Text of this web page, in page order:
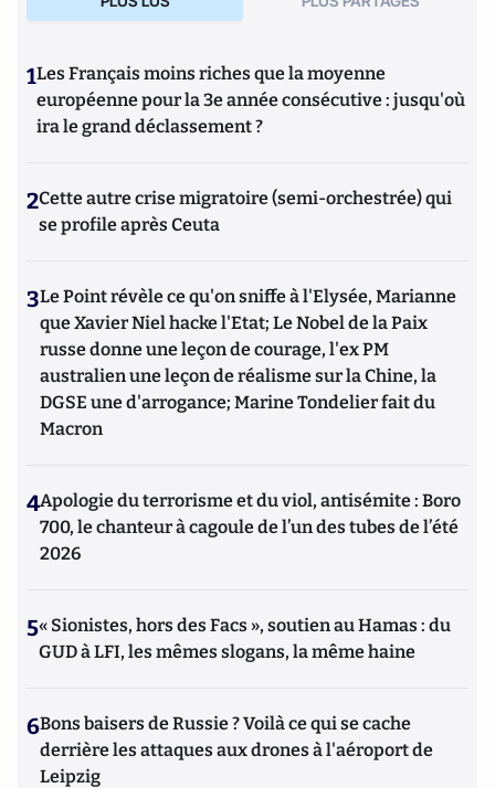
1Les Français moins riches que la moyenne
européenne pour la 3e année consécutive : jusqu'où
ira le grand déclassement ?
2Cette autre crise migratoire (semi-orchestrée) qui
se profile après Ceuta
3Le Point révèle ce qu'on sniffe à l'Elysée, Marianne
que Xavier Niel hacke l'Etat; Le Nobel de la Paix
russe donne une leçon de courage, l'ex PM
australien une leçon de réalisme sur la Chine, la
DGSE une d'arrogance; Marine Tondelier fait du
Macron
4Apologie du terrorisme et du viol, antisémite : Boro
700, le chanteur à cagoule de l’un des tubes de l’été
2026
5« Sionistes, hors des Facs », soutien au Hamas : du
GUD à LFI, les mêmes slogans, la même haine
6Bons baisers de Russie ? Voilà ce qui se cache
derrière les attaques aux drones à l'aéroport de
Leipzig